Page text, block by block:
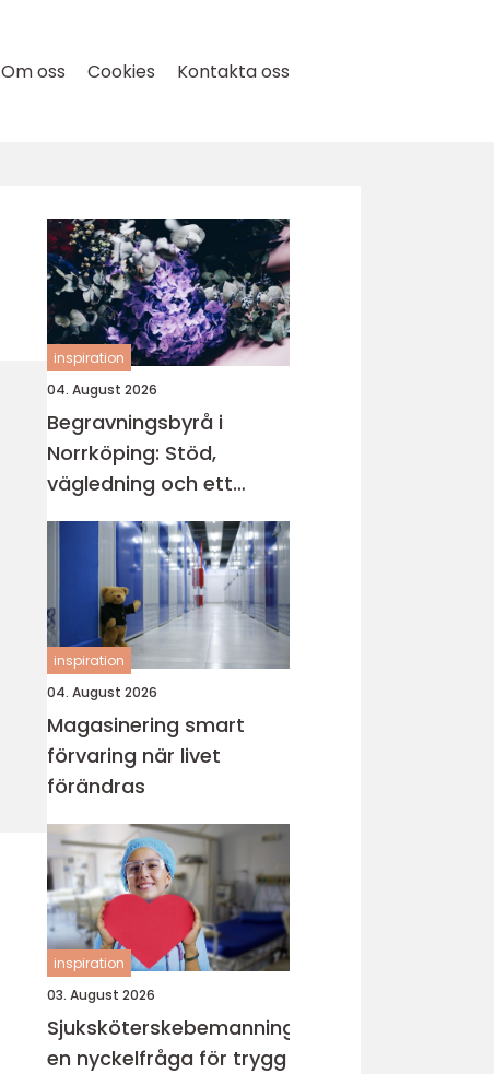
Om oss Cookies Kontakta oss
inspiration
04. August 2026
Begravningsbyrå i
Norrköping: Stöd,
vägledning och ett
värdigt avsked
inspiration
04. August 2026
Magasinering smart
förvaring när livet
förändras
inspiration
03. August 2026
Sjuksköterskebemanning
en nyckelfråga för trygg